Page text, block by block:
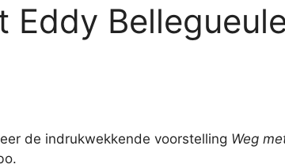
de indrukwekkende voorstelling Weg